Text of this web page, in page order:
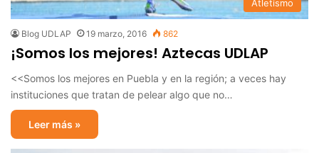
Atletismo
Blog UDLAP 19 marzo, 2016 862
¡Somos los mejores! Aztecas UDLAP
<<Somos los mejores en Puebla y en la región; a veces hay
instituciones que tratan de pelear algo que no…
Leer más »